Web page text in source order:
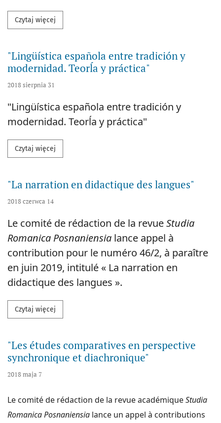
Czytaj więcej
"Lingüística española entre tradición y
modernidad. Teorĺa y práctica"
2018 sierpnia 31
"Lingüística española entre tradición y
modernidad. Teorĺa y práctica"
Czytaj więcej
"La narration en didactique des langues"
2018 czerwca 14
Le comité de rédaction de la revueStudia
Romanica Posnaniensia lance appel à
contribution pour le numéro 46/2, à paraître
en juin 2019, intitulé « La narration en
didactique des langues ».
Czytaj więcej
"Les études comparatives en perspective
synchronique et diachronique"
2018 maja 7
Le comité de rédaction de la revue académiqueStudia
Romanica Posnaniensia lance un appel à contributions